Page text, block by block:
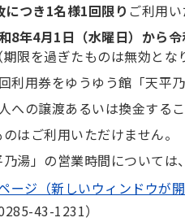
につき1名様1回限り ご利用い
8年4月1日（水曜日）から
（期限を過ぎたものは無効と
利用券をゆうゆう館「天平
への譲渡あるいは換金する
はご利用いただけません。
湯」の営業時間については
ージ（新しいウィンドウが開
43-1231）